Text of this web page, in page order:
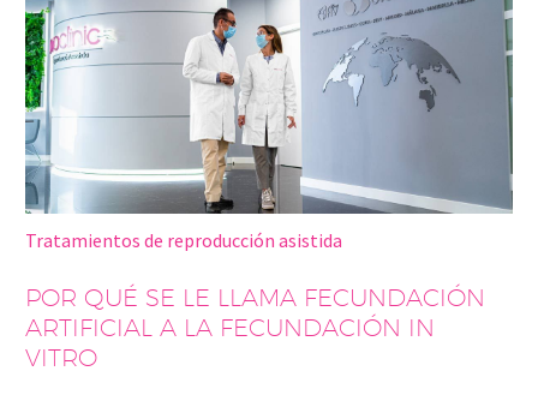
Tratamientos de reproducción asistida
POR QUÉ SE LE LLAMA FECUNDACIÓN
ARTIFICIAL A LA FECUNDACIÓN IN
VITRO